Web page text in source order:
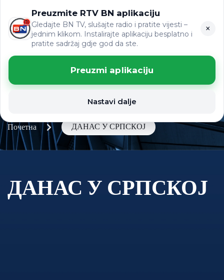
ВИЈЕСТИ LAT
Preuzmite RTV BN aplikaciju
Gledajte BN TV, slušajte radio i pratite vijesti –
jednim klikom. Instalirajte aplikaciju besplatno i
pratite sadržaj gdje god da ste.
×
Preuzmi aplikaciju
Nastavi dalje
Почетна ДАНАС У СРПСКОЈ
ДАНАС У СРПСКОЈ